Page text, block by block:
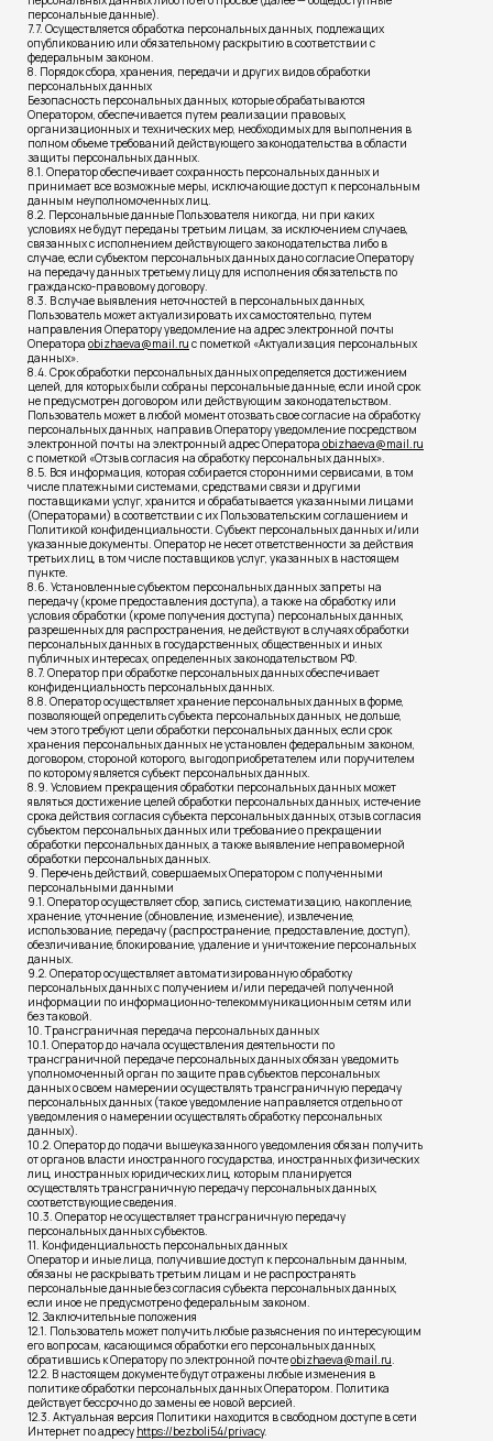
персональные данные).
7.7. Осуществляется обработка персональных данных, подлежащих
опубликованию или обязательному раскрытию в соответствии с
федеральным законом.
8. Порядок сбора, хранения, передачи и других видов обработки
персональных данных
Безопасность персональных данных, которые обрабатываются
Оператором, обеспечивается путем реализации правовых,
организационных и технических мер, необходимых для выполнения в
полном объеме требований действующего законодательства в области
защиты персональных данных.
8.1. Оператор обеспечивает сохранность персональных данных и
принимает все возможные меры, исключающие доступ к персональным
данным неуполномоченных лиц.
8.2. Персональные данные Пользователя никогда, ни при каких
условиях не будут переданы третьим лицам, за исключением случаев,
связанных с исполнением действующего законодательства либо в
случае, если субъектом персональных данных дано согласие Оператору
на передачу данных третьему лицу для исполнения обязательств по
гражданско-правовому договору.
8.3. В случае выявления неточностей в персональных данных,
Пользователь может актуализировать их самостоятельно, путем
направления Оператору уведомление на адрес электронной почты
Оператора obizhaeva@mail.ru с пометкой «Актуализация персональных
данных».
8.4. Срок обработки персональных данных определяется достижением
целей, для которых были собраны персональные данные, если иной срок
не предусмотрен договором или действующим законодательством.
Пользователь может в любой момент отозвать свое согласие на обработку
персональных данных, направив Оператору уведомление посредством
электронной почты на электронный адрес Оператора obizhaeva@mail.ru
с пометкой «Отзыв согласия на обработку персональных данных».
8.5. Вся информация, которая собирается сторонними сервисами, в том
числе платежными системами, средствами связи и другими
поставщиками услуг, хранится и обрабатывается указанными лицами
(Операторами) в соответствии с их Пользовательским соглашением и
Политикой конфиденциальности. Субъект персональных данных и/или
указанные документы. Оператор не несет ответственности за действия
третьих лиц, в том числе поставщиков услуг, указанных в настоящем
пункте.
8.6. Установленные субъектом персональных данных запреты на
передачу (кроме предоставления доступа), а также на обработку или
условия обработки (кроме получения доступа) персональных данных,
разрешенных для распространения, не действуют в случаях обработки
персональных данных в государственных, общественных и иных
публичных интересах, определенных законодательством РФ.
8.7. Оператор при обработке персональных данных обеспечивает
конфиденциальность персональных данных.
8.8. Оператор осуществляет хранение персональных данных в форме,
позволяющей определить субъекта персональных данных, не дольше,
чем этого требуют цели обработки персональных данных, если срок
хранения персональных данных не установлен федеральным законом,
договором, стороной которого, выгодоприобретателем или поручителем
по которому является субъект персональных данных.
8.9. Условием прекращения обработки персональных данных может
являться достижение целей обработки персональных данных, истечение
срока действия согласия субъекта персональных данных, отзыв согласия
субъектом персональных данных или требование о прекращении
обработки персональных данных, а также выявление неправомерной
обработки персональных данных.
9. Перечень действий, совершаемых Оператором с полученными
персональными данными
9.1. Оператор осуществляет сбор, запись, систематизацию, накопление,
хранение, уточнение (обновление, изменение), извлечение,
использование, передачу (распространение, предоставление, доступ),
обезличивание, блокирование, удаление и уничтожение персональных
данных.
9.2. Оператор осуществляет автоматизированную обработку
персональных данных с получением и/или передачей полученной
информации по информационно-телекоммуникационным сетям или
без таковой.
10. Трансграничная передача персональных данных
10.1. Оператор до начала осуществления деятельности по
трансграничной передаче персональных данных обязан уведомить
уполномоченный орган по защите прав субъектов персональных
данных о своем намерении осуществлять трансграничную передачу
персональных данных (такое уведомление направляется отдельно от
уведомления о намерении осуществлять обработку персональных
данных).
10.2. Оператор до подачи вышеуказанного уведомления обязан получить
от органов власти иностранного государства, иностранных физических
лиц, иностранных юридических лиц, которым планируется
осуществлять трансграничную передачу персональных данных,
соответствующие сведения.
10.3. Оператор не осуществляет трансграничную передачу
персональных данных субъектов.
11. Конфиденциальность персональных данных
Оператор и иные лица, получившие доступ к персональным данным,
обязаны не раскрывать третьим лицам и не распространять
персональные данные без согласия субъекта персональных данных,
если иное не предусмотрено федеральным законом.
12. Заключительные положения
12.1. Пользователь может получить любые разъяснения по интересующим
его вопросам, касающимся обработки его персональных данных,
обратившись к Оператору по электронной почтеobizhaeva@mail.ru.
12.2. В настоящем документе будут отражены любые изменения в
политике обработки персональных данных Оператором. Политика
действует бессрочно до замены ее новой версией.
12.3. Актуальная версия Политики находится в свободном доступе в сети
Интернет по адресу https://bezboli54/privacy.